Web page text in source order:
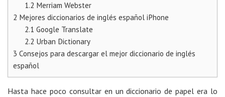
1.2 Merriam Webster
2 Mejores diccionarios de inglés español iPhone
2.1 Google Translate
2.2 Urban Dictionary
3 Consejos para descargar el mejor diccionario de inglés
español
Hasta hace poco consultar en un diccionario de papel era lo